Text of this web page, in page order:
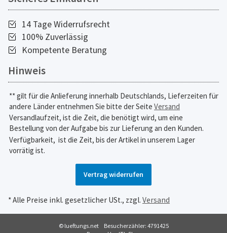
14 Tage Widerrufsrecht
100% Zuverlässig
Kompetente Beratung
Hinweis
** gilt für die Anlieferung innerhalb Deutschlands, Lieferzeiten für
andere Länder entnehmen Sie bitte der Seite Versand
Versandlaufzeit, ist die Zeit, die benötigt wird, um eine
Bestellung von der Aufgabe bis zur Lieferung an den Kunden.
Verfügbarkeit, ist die Zeit, bis der Artikel in unserem Lager
vorrätig ist.
Vertrag widerrufen
* Alle Preise inkl. gesetzlicher USt., zzgl. Versand
© lueftungs.net
Besucherzähler: 4791425